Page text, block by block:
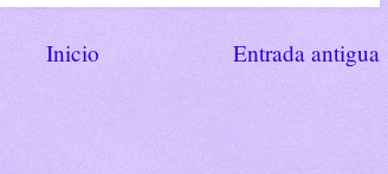
Entrada antigua
Inicio